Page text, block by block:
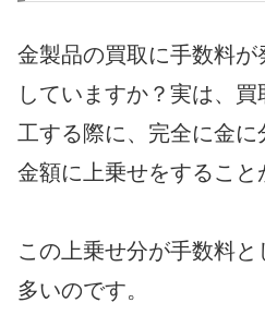
金製品の買取に手数料
していますか？実は、
工する際に、完全に金に
金額に上乗せをすること
この上乗せ分が手数料
多いのです。